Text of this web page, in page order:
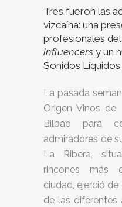
Tres fueron las
vizcaína: una
profesionales
influencers y un
Sonidos Líquidos
La pasada
Origen Vinos de
Bilbao para
admiradores de
La Ribera,
rincones más
ciudad, ejerció
de las diferentes